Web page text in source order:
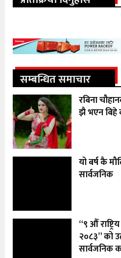
सम्बन्धित समाचार
रबिना
झै भएन बिहे
यो बर्ष कै
सार्वजनिक
“९ औँ
२०८३” को
सार्वजनिक